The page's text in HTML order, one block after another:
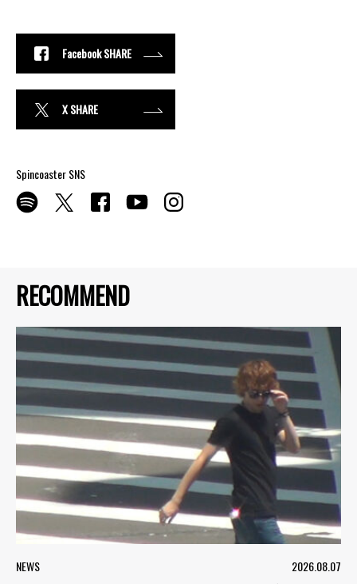
RECOMMEND
NEWS 2026.08.07
Facebook SHARE
X SHARE
Spincoaster SNS